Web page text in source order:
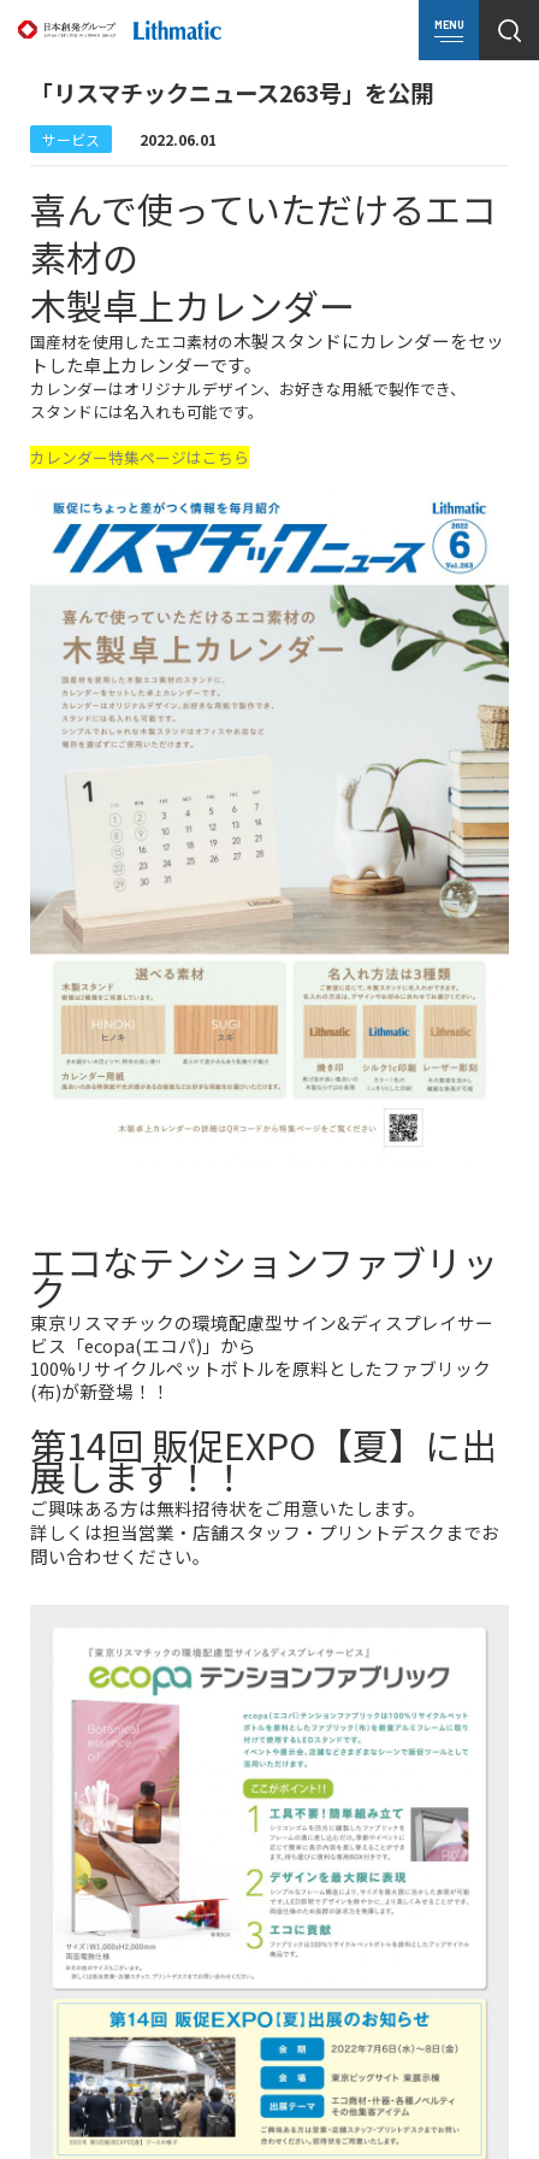
MENU
「リスマチックニュース263号」を公開
サービス 2022.06.01
喜んで使っていただけるエコ
素材の
木製卓上カレンダー
国産材を使用したエコ素材の木製スタンドにカレンダーをセッ
トした卓上カレンダーです。
カレンダーはオリジナルデザイン、お好きな用紙で製作でき、
スタンドには名入れも可能です。
カレンダー特集ページはこちら
エコなテンションファブリッ
ク
東京リスマチックの環境配慮型サイン&ディスプレイサー
ビス「ecopa(エコパ)」から
100%リサイクルペットボトルを原料としたファブリック
(布)が新登場！！
第14回 販促EXPO【夏】に出
展します！！
ご興味ある方は無料招待状をご用意いたします。
詳しくは担当営業・店舗スタッフ・プリントデスクまでお
問い合わせください。